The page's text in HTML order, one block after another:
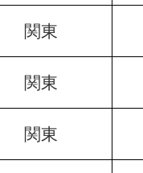
関東
関東
関東